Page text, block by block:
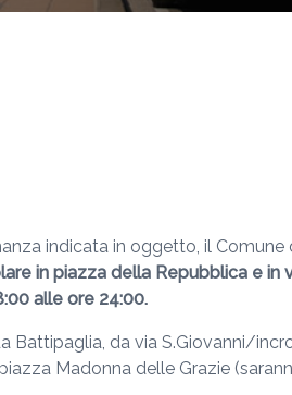
indicata in oggetto, il
in piazza della Repubblica e in
alle ore 24:00.
da via S.Giovanni/
Madonna delle Grazie